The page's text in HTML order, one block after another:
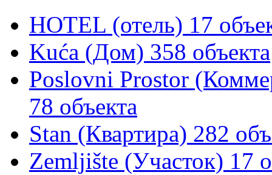
HOTEL (отель) 17
Kuća (Дом) 358 объекта
Poslovni Prostor
78 объекта
Stan (Квартира) 282
Zemljište (Участок) 17